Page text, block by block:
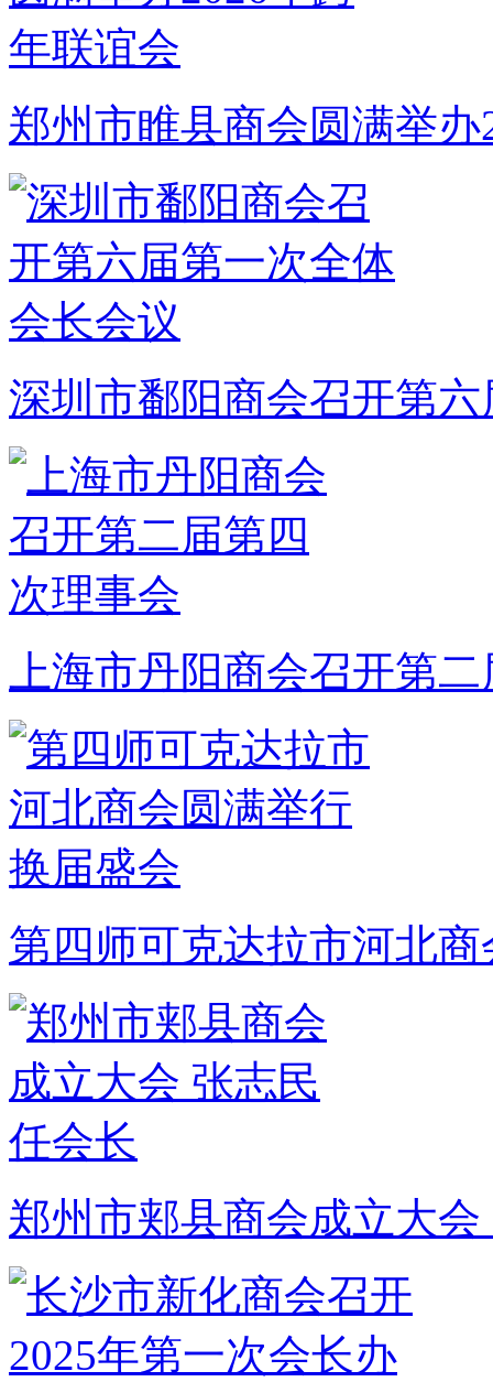
郑州市睢县商会圆满举
深圳市鄱阳商会召开第
上海市丹阳商会召开第
第四师可克达拉市河北
郑州市郏县商会成立大